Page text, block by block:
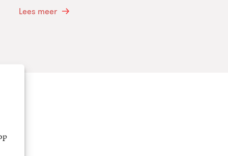
Lees meer